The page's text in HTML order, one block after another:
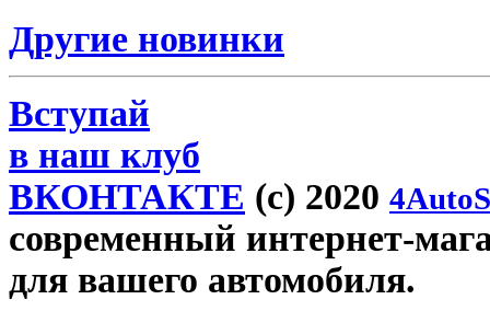
Другие новинки
Вступай
в наш клуб
ВКОНТАКТЕ (c) 2020
современный интернет-
для вашего автомобиля.